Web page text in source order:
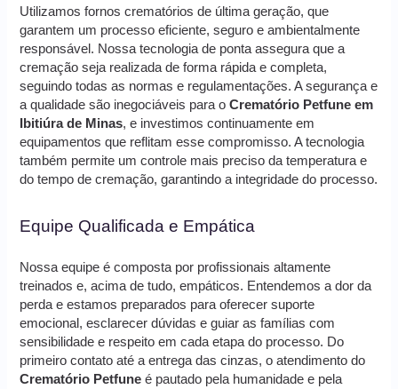
Utilizamos fornos crematórios de última geração, que
garantem um processo eficiente, seguro e ambientalmente
responsável. Nossa tecnologia de ponta assegura que a
cremação seja realizada de forma rápida e completa,
seguindo todas as normas e regulamentações. A segurança e
a qualidade são inegociáveis para oCrematório Petfune em
Ibitiúra de Minas, e investimos continuamente em
equipamentos que reflitam esse compromisso. A tecnologia
também permite um controle mais preciso da temperatura e
do tempo de cremação, garantindo a integridade do processo.
Equipe Qualificada e Empática
Nossa equipe é composta por profissionais altamente
treinados e, acima de tudo, empáticos. Entendemos a dor da
perda e estamos preparados para oferecer suporte
emocional, esclarecer dúvidas e guiar as famílias com
sensibilidade e respeito em cada etapa do processo. Do
primeiro contato até a entrega das cinzas, o atendimento do
Crematório Petfune é pautado pela humanidade e pela